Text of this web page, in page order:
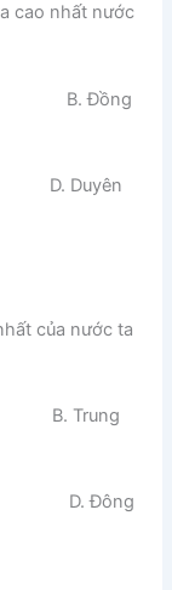
cao nhất nước
B. Đồng
Duyên
của nước ta
Trung
D. Đông